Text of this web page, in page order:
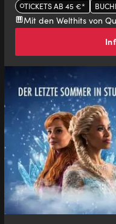
TICKETS AB 45 €*
Mit den Welthits von